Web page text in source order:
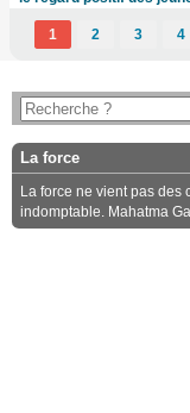
1 2 3 4
La force
La force ne vient pas
indomptable. Mahatma